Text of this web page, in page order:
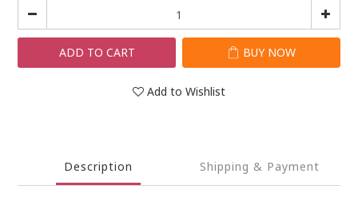
ADD TO CART BUY NOW
Add to Wishlist
Description Shipping & Payment